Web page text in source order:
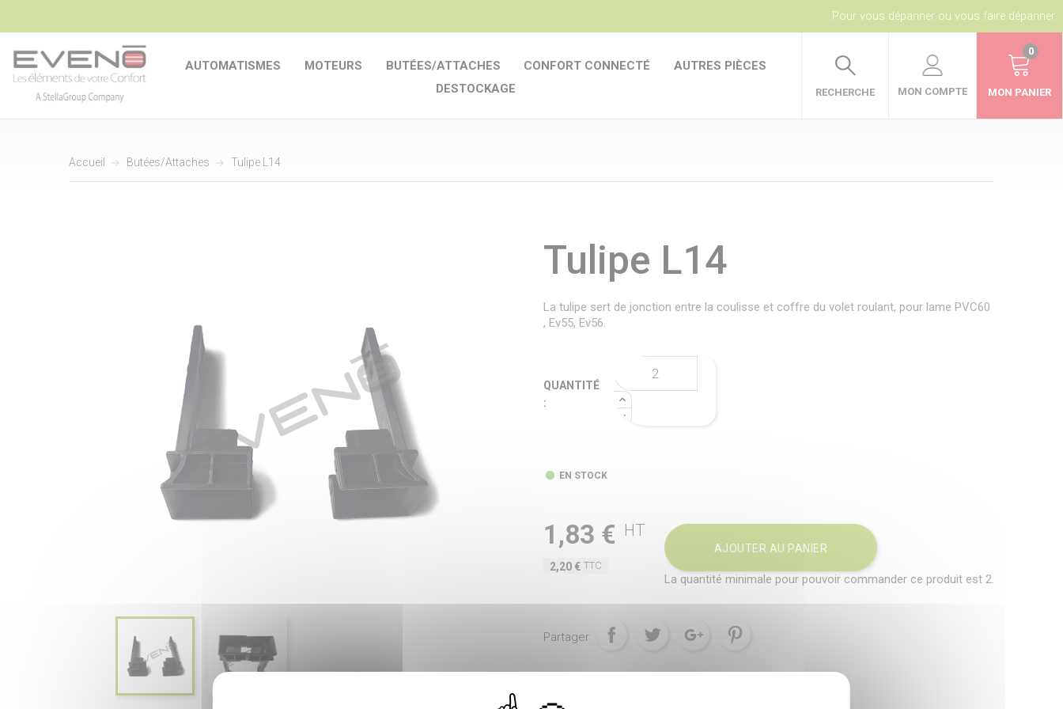
Pour vous dépanner ou vous faire dépanner
AUTOMATISMES MOTEURS BUTÉES/ATTACHES CONFORT CONNECTÉ
AUTRES PIÈCES
DESTOCKAGE
RECHERCHE MON COMPTE MON PANIER
0
Accueil Butées/Attaches Tulipe L14
Tulipe L14
La tulipe sert de jonction entre la coulisse et coffre du volet roulant, pour lame PVC60
, Ev55, Ev56.
QUANTITÉ
:
EN STOCK
1,83 € HT
2,20 € TTC
AJOUTER AU PANIER
La quantité minimale pour pouvoir commander ce produit est 2.
Partager